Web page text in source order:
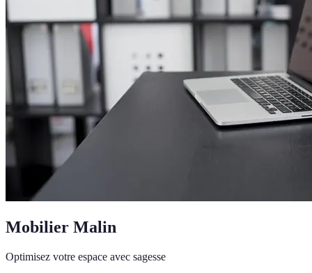
Mobilier Malin
Optimisez votre espace avec sagesse